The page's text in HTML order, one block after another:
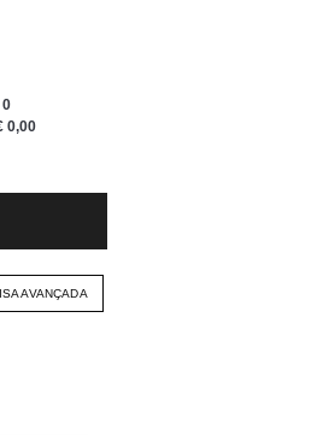
0
0,00
AVANÇADA